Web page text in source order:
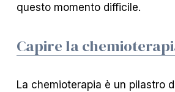
questo momento difficile.
Capire la
La chemioterapia è un pilastro